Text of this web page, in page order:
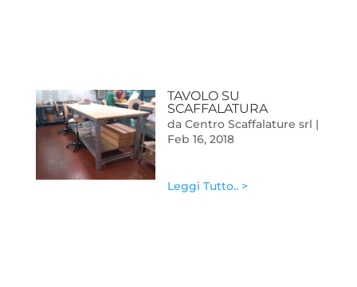
TAVOLO SU
SCAFFALATURA
da Centro Scaffalature srl |
Feb 16, 2018
Leggi Tutto.. >